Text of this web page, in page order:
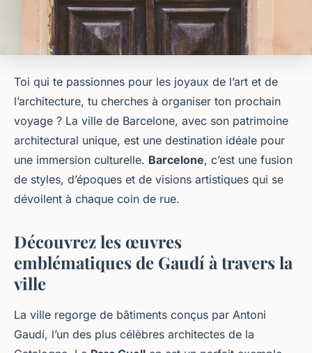
Toi qui te passionnes pour les joyaux de l’art et de
l’architecture, tu cherches à organiser ton prochain
voyage ? La ville de Barcelone, avec son patrimoine
architectural unique, est une destination idéale pour
une immersion culturelle. Barcelone, c’est une fusion
de styles, d’époques et de visions artistiques qui se
dévoilent à chaque coin de rue.
Découvrez les œuvres
emblématiques de Gaudí à travers la
ville
La ville regorge de bâtiments conçus par Antoni
Gaudí, l’un des plus célèbres architectes de la